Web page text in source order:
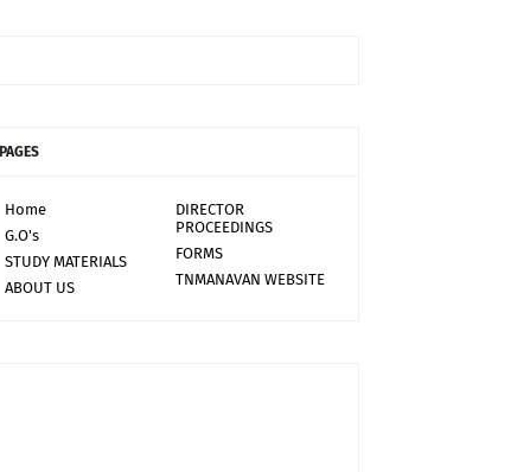
PAGES
Home
DIRECTOR
PROCEEDINGS
G.O's
FORMS
STUDY MATERIALS
TNMANAVAN WEBSITE
ABOUT US